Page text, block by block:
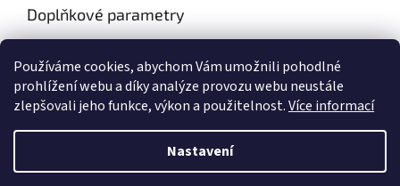
Používáme cookies, abychom Vám umožnili pohodlné
prohlížení webu a díky analýze provozu webu neustále
zlepšovali jeho funkce, výkon a použitelnost.Více informací
Nastavení
Doplňkové parametry
Hmotnost: 7 kg
Vytvořil Shoptet